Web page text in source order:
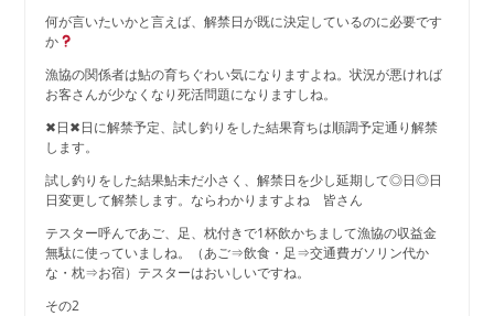
何が言いたいかと言えば、解禁日が既に決定しているのに必要です
か
漁協の関係者は鮎の育ちぐわい気になりますよね。状況が悪ければ
お客さんが少なくなり死活問題になりますしね。
✖日✖日に解禁予定、試し釣りをした結果育ちは順調予定通り解禁
します。
試し釣りをした結果鮎未だ小さく、解禁日を少し延期して◎日◎日
日変更して解禁します。ならわかりますよね 皆さん
テスター呼んであご、足、枕付きで1杯飲かちまして漁協の収益金
無駄に使っていましね。（あご⇒飲食・足⇒交通費ガソリン代か
な・枕⇒お宿）テスターはおいしいですね。
その2